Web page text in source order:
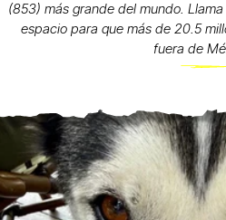
(853) más grande del mundo.
espacio para que más de 20.5
fuera de